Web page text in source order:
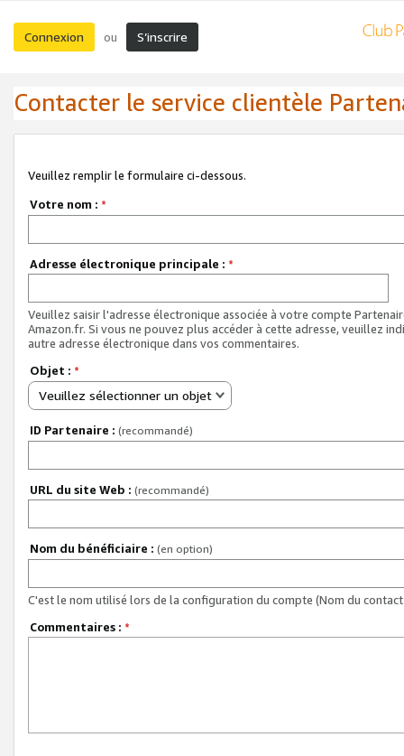
Connexion ou S’inscrire
Contacter le service clientèle
Veuillez remplir le formulaire ci-dessous.
Votre nom : *
Adresse électronique principale : *
Veuillez saisir l'adresse électronique associée à votre compte
Amazon.fr. Si vous ne pouvez plus accéder à cette adresse, veuillez
autre adresse électronique dans vos commentaires.
Objet : *
Veuillez sélectionner un objet
ID Partenaire : (recommandé)
URL du site Web : (recommandé)
Nom du bénéficiaire : (en option)
C'est le nom utilisé lors de la configuration du compte (Nom du
Commentaires : *